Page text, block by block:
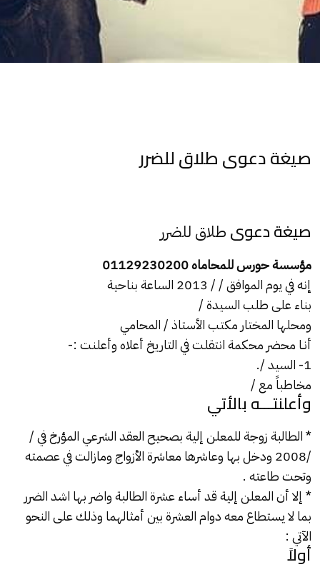
صيغة دعوى طلاق للضرر
صيغة دعوى طلاق للضرر
مؤسسة حورس للمحاماه 01129230200
إنه في يوم الموافق / / 2013 الساعة بناحية
بناء على طلب السيدة /
ومحلها المختار مكتب الأستاذ / المحامي
أنـا محضر محكمة انتقلت في التاريخ أعلاه وأعلنت :-
1- السيد /.
مخاطباً مع /
وأعلنتـــه بالأتي
* الطالبة زوجة للمعلن إلية بصحيح العقد الشرعي المؤرخ في /
/2008 ودخل بها وعاشرها معاشرة الأزواج ومازالت في عصمته
وتحت طاعته .
* إلا أن المعلن إلية قد أساء عشرة الطالبة واضر بها اشد الضرر
بما لا يستطاع معه دوام العشرة بين أمثالهما وذلك على النحو
الآتي :
أولاً